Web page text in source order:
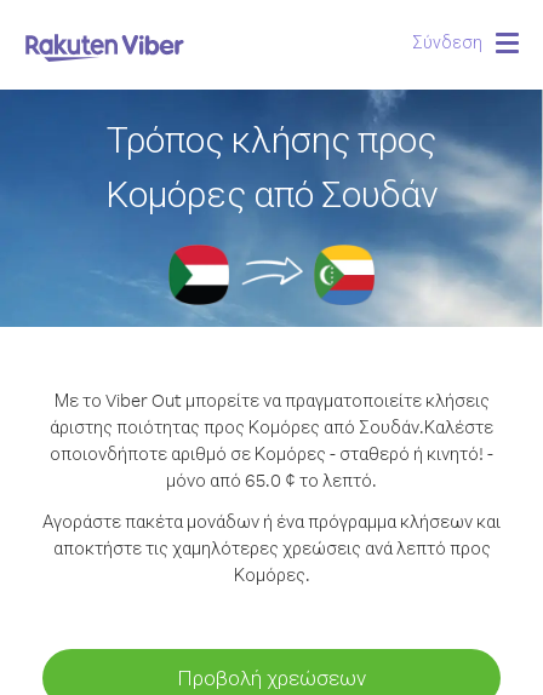
Σύνδεση
Τρόπος κλήσης προς
Κομόρες από Σουδάν
Με το Viber Out μπορείτε να πραγματοποιείτε κλήσεις
άριστης ποιότητας προς Κομόρες από Σουδάν.Καλέστε
οποιονδήποτε αριθμό σε Κομόρες - σταθερό ή κινητό! -
μόνο από 65.0 ¢ το λεπτό.
Αγοράστε πακέτα μονάδων ή ένα πρόγραμμα κλήσεων και
αποκτήστε τις χαμηλότερες χρεώσεις ανά λεπτό προς
Κομόρες.
Προβολή χρεώσεων